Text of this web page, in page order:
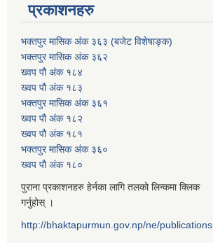
प्रकाशनहरु
भक्तपुर मासिक अंक ३६३ (बजेट विशेषाङ्क)
भक्तपुर मासिक अंक ३६२
ख्वप पौ अंक १८४
ख्वप पौ अंक १८३
भक्तपुर मासिक अंक ३६१
ख्वप पौ अंक १८२
ख्वप पौ अंक १८१
भक्तपुर मासिक अंक ३६०
ख्वप पौ अंक १८०
पुराना प्रकाशनहरु हेर्नका लागि तलको लिन्कमा क्लिक
गर्नुहोस् ।
http://bhaktapurmun.gov.np/ne/publications